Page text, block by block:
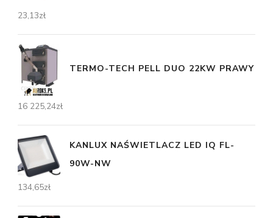
23,13zł
TERMO-TECH PELL DUO 22KW PRAWY
16 225,24zł
KANLUX NAŚWIETLACZ LED IQ FL-
90W-NW
134,65zł